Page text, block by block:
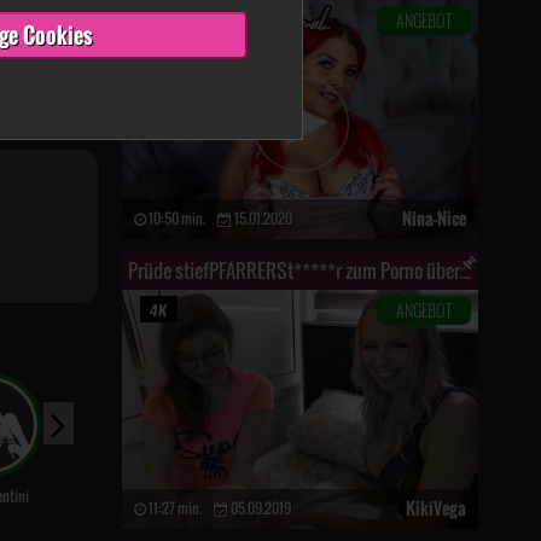
Cookies
Leonie-pur
ANGEBOT
10:50 min. 15.01.2020 Nina-Nice
Prüde stiefPFARRERSt*****r zum Porno überredet!! Geht das zu weit?
ANGEBOT
11:27 min. 05.09.2019 KikiVega